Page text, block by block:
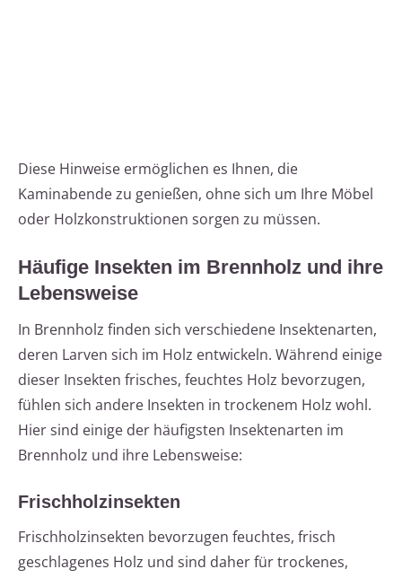
Diese Hinweise ermöglichen es Ihnen, die
Kaminabende zu genießen, ohne sich um Ihre Möbel
oder Holzkonstruktionen sorgen zu müssen.
Häufige Insekten im Brennholz und ihre
Lebensweise
In Brennholz finden sich verschiedene Insektenarten,
deren Larven sich im Holz entwickeln. Während einige
dieser Insekten frisches, feuchtes Holz bevorzugen,
fühlen sich andere Insekten in trockenem Holz wohl.
Hier sind einige der häufigsten Insektenarten im
Brennholz und ihre Lebensweise:
Frischholzinsekten
Frischholzinsekten bevorzugen feuchtes, frisch
geschlagenes Holz und sind daher für trockenes,